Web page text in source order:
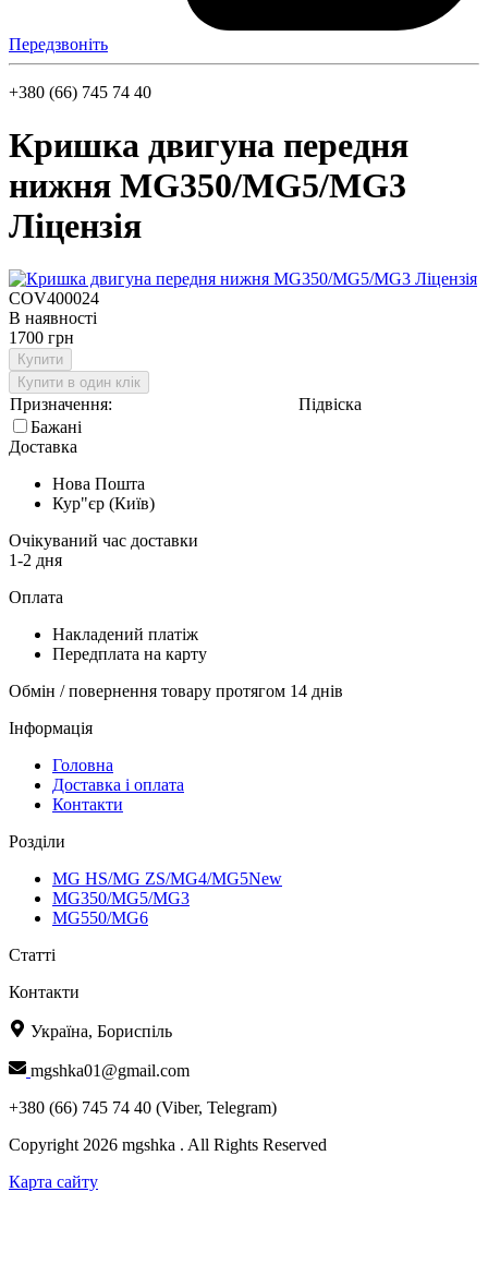
Передзвоніть
+380 (66) 745 74 40
Кришка двигуна передня
нижня MG350/MG5/MG3
Ліцензія
COV400024
В наявності
1700 грн
Купити
Купити в один клік
Призначення:
Підвіска
Бажані
Доставка
Нова Пошта
Кур"єр (Київ)
Очікуваний час доставки
1-2 дня
Оплата
Накладений платіж
Передплата на карту
Обмін / повернення товару протягом 14 днів
Інформація
Головна
Доставка і оплата
Контакти
Розділи
MG HS/MG ZS/MG4/MG5New
MG350/MG5/MG3
MG550/MG6
Статті
Контакти
Україна, Бориспіль
mgshka01@gmail.com
+380 (66) 745 74 40 (Viber, Telegram)
Copyright 2026 mgshka . All Rights Reserved
Карта сайту